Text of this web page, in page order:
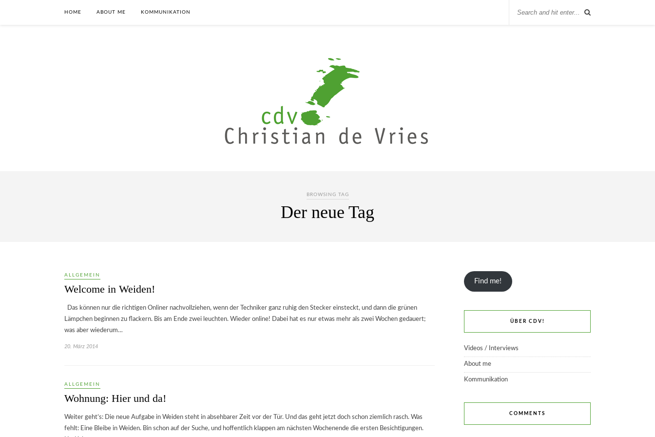
HOME ABOUT ME KOMMUNIKATION
BROWSING TAG
Der neue Tag
ALLGEMEIN
Welcome in Weiden!
Das können nur die richtigen Onliner nachvollziehen, wenn der Techniker ganz ruhig den Stecker einsteckt, und dann die grünen
Lämpchen beginnen zu flackern. Bis am Ende zwei leuchten. Wieder online! Dabei hat es nur etwas mehr als zwei Wochen gedauert;
was aber wiederum…
20. März 2014
ALLGEMEIN
Wohnung: Hier und da!
Weiter geht’s: Die neue Aufgabe in Weiden steht in absehbarer Zeit vor der Tür. Und das geht jetzt doch schon ziemlich rasch. Was
fehlt: Eine Bleibe in Weiden. Bin schon auf der Suche, und hoffentlich klappen am nächsten Wochenende die ersten Besichtigungen.
Find me!
ÜBER CDV!
Videos / Interviews
About me
Kommunikation
COMMENTS